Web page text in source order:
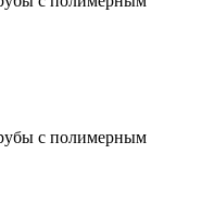
с полимерным